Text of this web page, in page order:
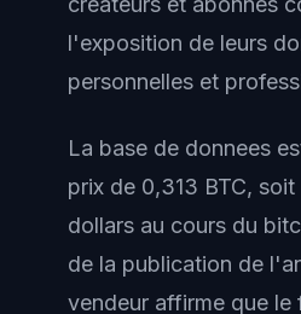
l'exposition de leurs
personnelles et
La base de donnees
prix de 0,313 BTC,
dollars au cours du
de la publication de
vendeur affirme que